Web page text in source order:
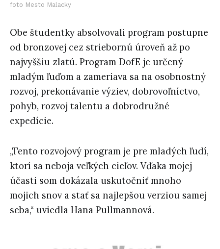
foto Mesto Malacky
Obe študentky absolvovali program postupne
od bronzovej cez striebornú úroveň až po
najvyššiu zlatú. Program DofE je určený
mladým ľuďom a zameriava sa na osobnostný
rozvoj, prekonávanie výziev, dobrovoľníctvo,
pohyb, rozvoj talentu a dobrodružné
expedície.
„Tento rozvojový program je pre mladých ľudí,
ktorí sa neboja veľkých cieľov. Vďaka mojej
účasti som dokázala uskutočniť mnoho
mojich snov a stať sa najlepšou verziou samej
seba,“ uviedla Hana Pullmannová.